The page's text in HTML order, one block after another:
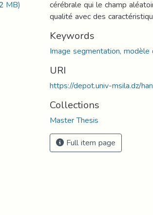
MB) cérébrale qui le champ
qualité avec des
Keywords
Image segmentation,
URI
https://depot.univ-msila.dz/
Collections
Master Thesis
Full item page